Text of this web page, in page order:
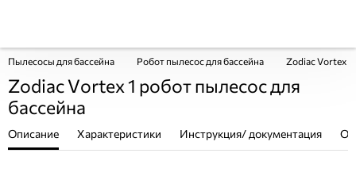
Пылесосы для бассейна Робот пылесос для бассейна Zodiac Vortex 1
Zodiac Vortex 1 робот пылесос для
бассейна
Описание Характеристики Инструкция/ документация